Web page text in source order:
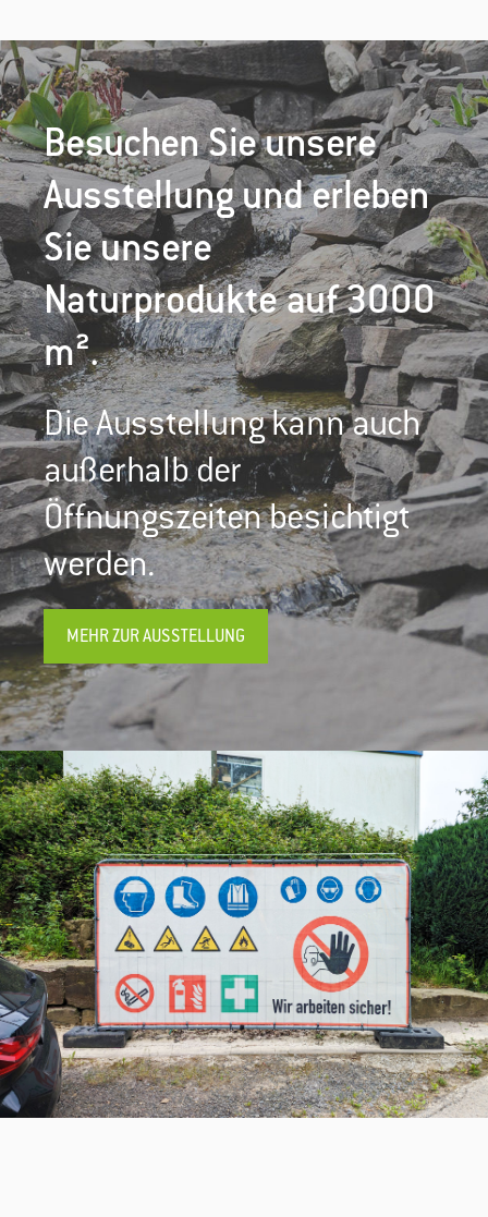
Besuchen Sie unsere
Ausstellung und erleben
Sie unsere
Naturprodukte auf 3000
m².
Die Ausstellung kann auch
außerhalb der
Öffnungszeiten besichtigt
werden.
MEHR ZUR AUSSTELLUNG